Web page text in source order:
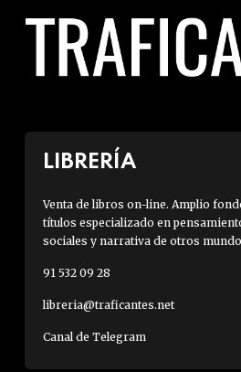
LIBRERÍA
Venta de libros on-line. Amplio
títulos especializado en
sociales y narrativa de otros
91 532 09 28
libreria@traficantes.net
Canal de Telegram